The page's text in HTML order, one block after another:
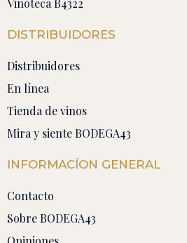
Vinoteca B4322
DISTRIBUIDORES
Distribuidores
En línea
Tienda de vinos
Mira y siente BODEGA43
INFORMACÍON GENERAL
Contacto
Sobre BODEGA43